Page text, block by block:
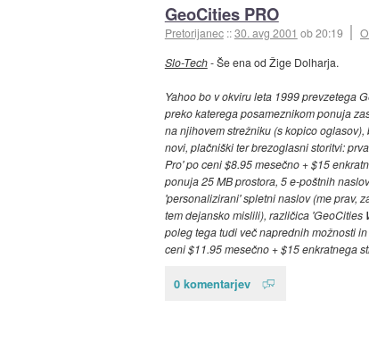
GeoCities PRO
Pretorijanec ::30. avg 2001 ob 20:19
Slo-Tech- Še ena od Žige Dolharja.
Yahoo bo v okviru leta 1999 prevzetega
preko katerega posameznikom ponuja
na njihovem strežniku (s kopico oglasov),
novi, plačniški ter brezoglasni storitvi:
Pro' po ceni $8.95 mesečno + $15
ponuja 25 MB prostora, 5 e-poštnih
'personalizirani' spletni naslov (me prav,
tem dejansko mislili), različica 'GeoCities
poleg tega tudi več naprednih možnosti
ceni $11.95 mesečno + $15 enkratnega
0 komentarjev